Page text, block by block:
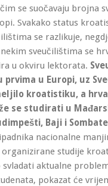
se suočavaju brojna
Svakako status
se razlikuje,
sveučilištima se
u okviru lektorata.
prvima u Europi, uz
kroatistiku, a
se studirati u
Baji i
nacionalne
studije
svladati aktualne
pokazat će